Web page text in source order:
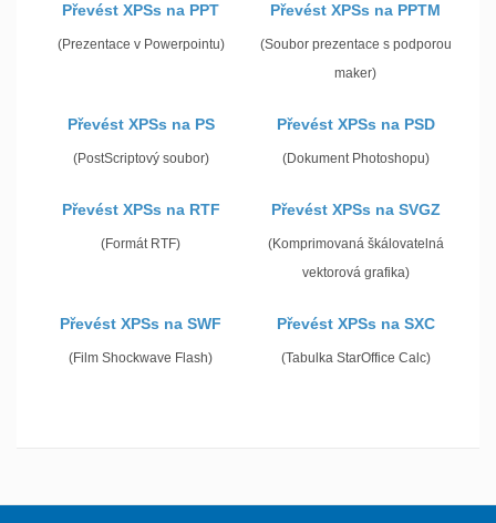
Převést XPSs na PPT
(Prezentace v Powerpointu)
Převést XPSs na PPTM
(Soubor prezentace s podporou
maker)
Převést XPSs na PS
(PostScriptový soubor)
Převést XPSs na PSD
(Dokument Photoshopu)
Převést XPSs na RTF
(Formát RTF)
Převést XPSs na SVGZ
(Komprimovaná škálovatelná
vektorová grafika)
Převést XPSs na SWF
(Film Shockwave Flash)
Převést XPSs na SXC
(Tabulka StarOffice Calc)